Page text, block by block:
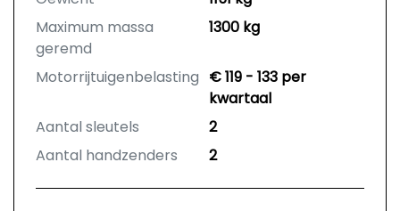
Maximum massa
geremd
1300 kg
Motorrijtuigenbelasting € 119 - 133 per
kwartaal
Aantal sleutels
2
Aantal handzenders
2